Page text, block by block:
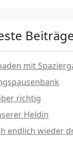
mit
richtig
Heldin
endlich wieder